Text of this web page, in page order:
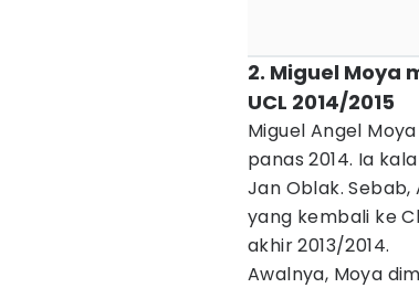
2. Miguel Moya
UCL 2014/2015
Miguel Angel
panas 2014. Ia
Jan Oblak.
yang kembali ke
akhir 2013/2014.
Awalnya, Moya